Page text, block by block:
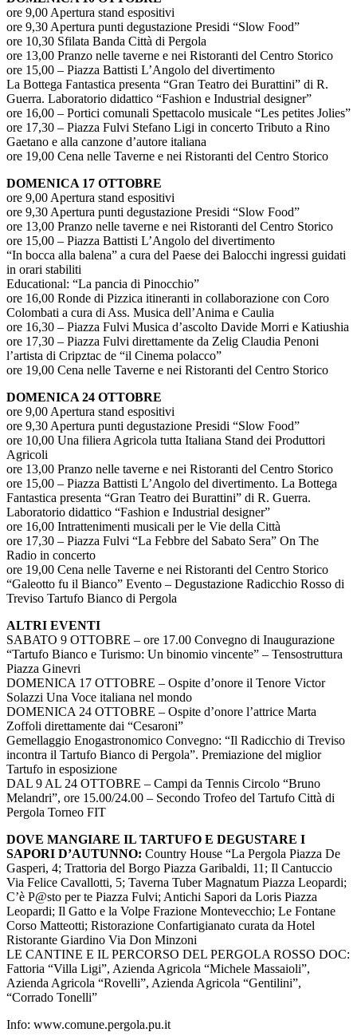
ore 9,00 Apertura stand espositivi
ore 9,30 Apertura punti degustazione Presidi “Slow Food”
ore 10,30 Sfilata Banda Città di Pergola
ore 13,00 Pranzo nelle taverne e nei Ristoranti del Centro Storico
ore 15,00 – Piazza Battisti L’Angolo del divertimento
La Bottega Fantastica presenta “Gran Teatro dei Burattini” di R.
Guerra. Laboratorio didattico “Fashion e Industrial designer”
ore 16,00 – Portici comunali Spettacolo musicale “Les petites Jolies”
ore 17,30 – Piazza Fulvi Stefano Ligi in concerto Tributo a Rino
Gaetano e alla canzone d’autore italiana
ore 19,00 Cena nelle Taverne e nei Ristoranti del Centro Storico
DOMENICA 17 OTTOBRE
ore 9,00 Apertura stand espositivi
ore 9,30 Apertura punti degustazione Presidi “Slow Food”
ore 13,00 Pranzo nelle taverne e nei Ristoranti del Centro Storico
ore 15,00 – Piazza Battisti L’Angolo del divertimento
“In bocca alla balena” a cura del Paese dei Balocchi ingressi guidati
in orari stabiliti
Educational: “La pancia di Pinocchio”
ore 16,00 Ronde di Pizzica itineranti in collaborazione con Coro
Colombati a cura di Ass. Musica dell’Anima e Caulia
ore 16,30 – Piazza Fulvi Musica d’ascolto Davide Morri e Katiushia
ore 17,30 – Piazza Fulvi direttamente da Zelig Claudia Penoni
l’artista di Cripztac de “il Cinema polacco”
ore 19,00 Cena nelle Taverne e nei Ristoranti del Centro Storico
DOMENICA 24 OTTOBRE
ore 9,00 Apertura stand espositivi
ore 9,30 Apertura punti degustazione Presidi “Slow Food”
ore 10,00 Una filiera Agricola tutta Italiana Stand dei Produttori
Agricoli
ore 13,00 Pranzo nelle taverne e nei Ristoranti del Centro Storico
ore 15,00 – Piazza Battisti L’Angolo del divertimento. La Bottega
Fantastica presenta “Gran Teatro dei Burattini” di R. Guerra.
Laboratorio didattico “Fashion e Industrial designer”
ore 16,00 Intrattenimenti musicali per le Vie della Città
ore 17,30 – Piazza Fulvi “La Febbre del Sabato Sera” On The
Radio in concerto
ore 19,00 Cena nelle Taverne e nei Ristoranti del Centro Storico
“Galeotto fu il Bianco” Evento – Degustazione Radicchio Rosso di
Treviso Tartufo Bianco di Pergola
ALTRI EVENTI
SABATO 9 OTTOBRE – ore 17.00 Convegno di Inaugurazione
“Tartufo Bianco e Turismo: Un binomio vincente” – Tensostruttura
Piazza Ginevri
DOMENICA 17 OTTOBRE – Ospite d’onore il Tenore Victor
Solazzi Una Voce italiana nel mondo
DOMENICA 24 OTTOBRE – Ospite d’onore l’attrice Marta
Zoffoli direttamente dai “Cesaroni”
Gemellaggio Enogastronomico Convegno: “Il Radicchio di Treviso
incontra il Tartufo Bianco di Pergola”. Premiazione del miglior
Tartufo in esposizione
DAL 9 AL 24 OTTOBRE – Campi da Tennis Circolo “Bruno
Melandri”, ore 15.00/24.00 – Secondo Trofeo del Tartufo Città di
Pergola Torneo FIT
DOVE MANGIARE IL TARTUFO E DEGUSTARE I
SAPORI D’AUTUNNO: Country House “La Pergola Piazza De
Gasperi, 4; Trattoria del Borgo Piazza Garibaldi, 11; Il Cantuccio
Via Felice Cavallotti, 5; Taverna Tuber Magnatum Piazza Leopardi;
C’è P@sto per te Piazza Fulvi; Antichi Sapori da Loris Piazza
Leopardi; Il Gatto e la Volpe Frazione Montevecchio; Le Fontane
Corso Matteotti; Ristorazione Confartigianato curata da Hotel
Ristorante Giardino Via Don Minzoni
LE CANTINE E IL PERCORSO DEL PERGOLA ROSSO DOC:
Fattoria “Villa Ligi”, Azienda Agricola “Michele Massaioli”,
Azienda Agricola “Rovelli”, Azienda Agricola “Gentilini”,
“Corrado Tonelli”
Info: www.comune.pergola.pu.it